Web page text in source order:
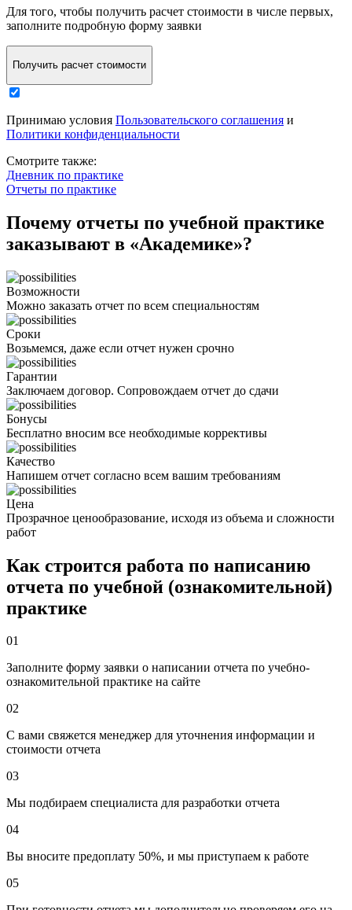
Для того, чтобы получить расчет стоимости в числе первых,
заполните подробную форму заявки
Получить расчет стоимости
Принимаю условия Пользовательского соглашения и
Политики конфиденциальности
Смотрите также:
Дневник по практике
Отчеты по практике
Почему отчеты по учебной практике
заказывают в «Академике»?
Возможности
Можно заказать отчет по всем специальностям
Сроки
Возьмемся, даже если отчет нужен срочно
Гарантии
Заключаем договор. Сопровождаем отчет до сдачи
Бонусы
Бесплатно вносим все необходимые коррективы
Качество
Напишем отчет согласно всем вашим требованиям
Цена
Прозрачное ценообразование, исходя из объема и сложности
работ
Как строится работа по написанию
отчета по учебной (ознакомительной)
практике
01
Заполните форму заявки о написании отчета по учебно-
ознакомительной практике на сайте
02
С вами свяжется менеджер для уточнения информации и
стоимости отчета
03
Мы подбираем специалиста для разработки отчета
04
Вы вносите предоплату 50%, и мы приступаем к работе
05